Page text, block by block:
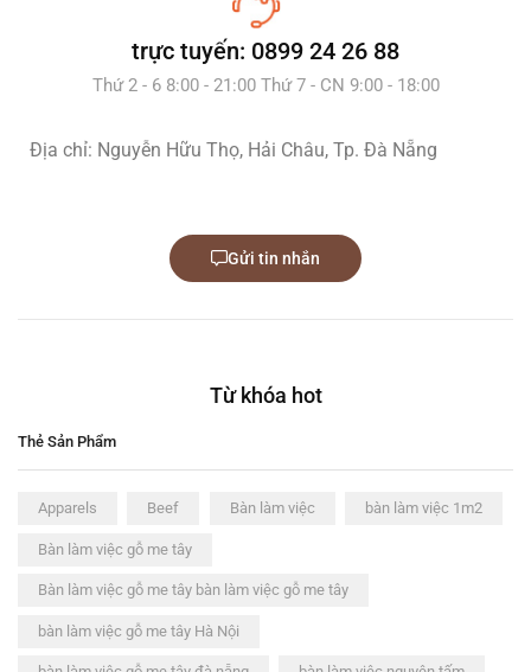
trực tuyến: 0899 24 26 88
Thứ 2 - 6 8:00 - 21:00 Thứ 7 - CN 9:00 - 18:00
Địa chỉ: Nguyễn Hữu Thọ, Hải Châu, Tp. Đà Nẵng
Gửi tin nhắn
Từ khóa hot
Thẻ Sản Phẩm
Apparels Beef Bàn làm việc bàn làm việc 1m2
Bàn làm việc gỗ me tây
Bàn làm việc gỗ me tây bàn làm việc gỗ me tây
bàn làm việc gỗ me tây Hà Nội